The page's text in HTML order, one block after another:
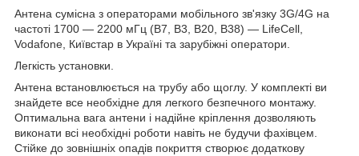
Антена сумісна з операторами мобільного зв'язку 3G/4G на
частоті 1700 — 2200 мГц (B7, B3, B20, B38) — LifeCell,
Vodafone, Київстар в Україні та зарубіжні оператори.
Легкість установки.
Антена встановлюється на трубу або щоглу. У комплекті ви
знайдете все необхідне для легкого безпечного монтажу.
Оптимальна вага антени і надійне кріплення дозволяють
виконати всі необхідні роботи навіть не будучи фахівцем.
Стійке до зовнішніх опадів покриття створює додаткову